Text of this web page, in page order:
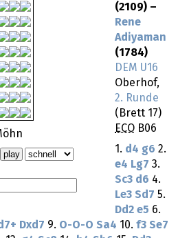
(2109) –
Rene
Adiyaman
(1784)
DEM U16
Oberhof,
2. Runde
(Brett 17)
ECO B06
1. d4 g6 2.
e4 Lg7 3.
Sc3 d6 4.
Le3 Sd7 5.
Dd2 e5 6.
Dxd7 9. O-O-O Sa4 10. f3 Se7